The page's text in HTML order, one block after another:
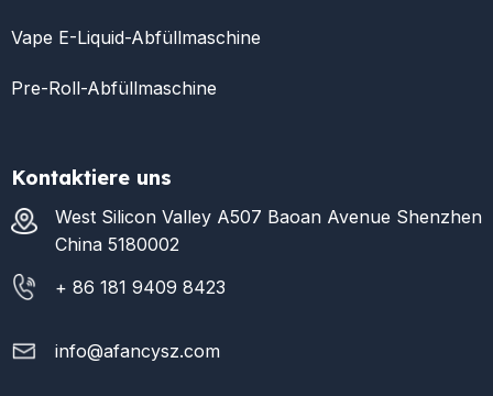
Vape E-Liquid-Abfüllmaschine
Pre-Roll-Abfüllmaschine
Kontaktiere uns
West Silicon Valley A507 Baoan Avenue Shenzhen
China 5180002
+ 86 181 9409 8423
info@afancysz.com